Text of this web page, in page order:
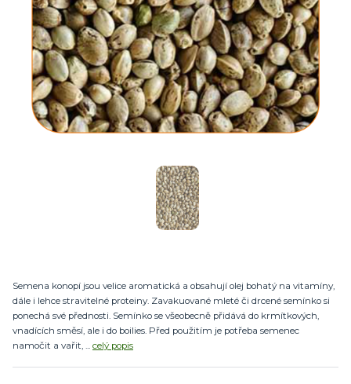
Semena konopí jsou velice aromatická a obsahují olej bohatý na vitamíny,
dále i lehce stravitelné proteiny. Zavakuované mleté či drcené semínko si
ponechá své přednosti. Semínko se všeobecně přidává do krmítkových,
vnadících směsí, ale i do boilies. Před použitím je potřeba semenec
namočit a vařit, ... celý popis